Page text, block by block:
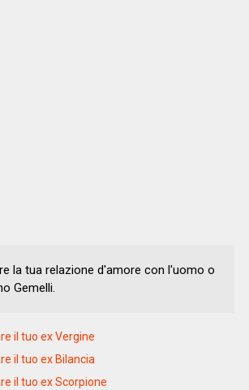
la tua relazione d'amore con l'uomo o
Gemelli.
il tuo ex Vergine
il tuo ex Bilancia
il tuo ex Scorpione